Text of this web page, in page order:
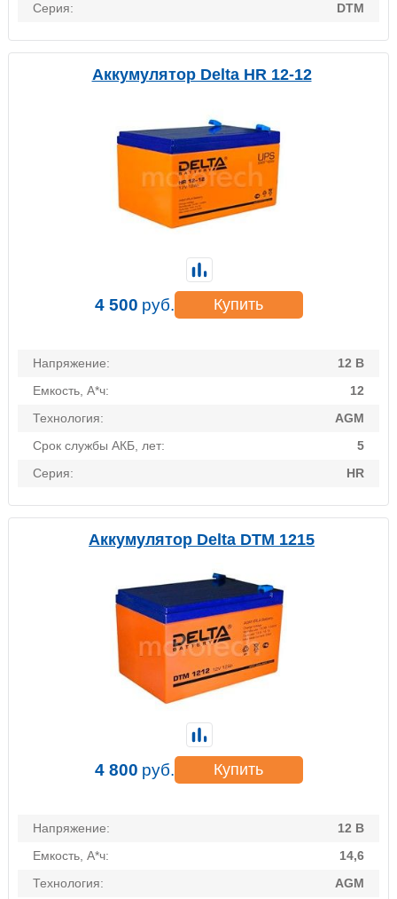
Серия:
DTM
Аккумулятор Delta HR 12-12
Напряжение:
12 В
Емкость, А*ч:
12
Технология:
AGM
Срок службы АКБ, лет:
5
Серия:
HR
4 500 руб. Купить
Аккумулятор Delta DTM 1215
Напряжение:
12 В
Емкость, А*ч:
14,6
Технология:
AGM
4 800 руб. Купить